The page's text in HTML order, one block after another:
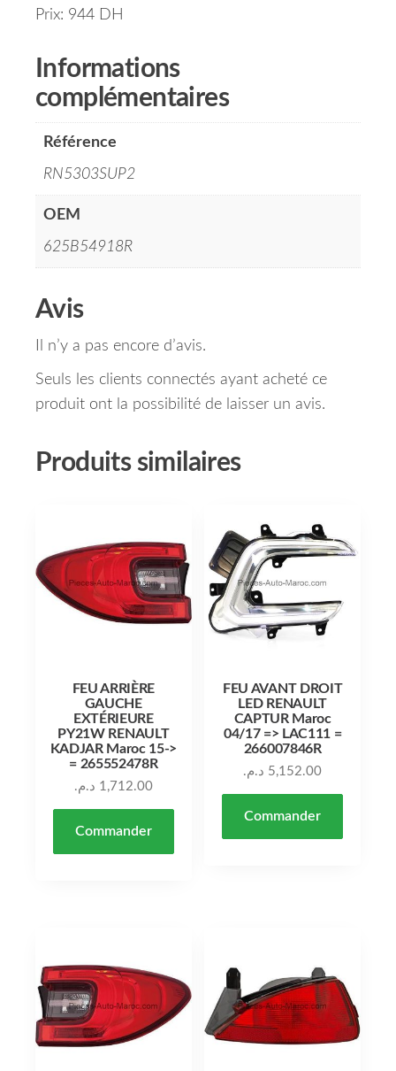
Prix: 944 DH
Informations
complémentaires
Référence
RN5303SUP2
OEM
625B54918R
Avis
Il n’y a pas encore d’avis.
Seuls les clients connectés ayant acheté ce
produit ont la possibilité de laisser un avis.
Produits similaires
FEU ARRIÈRE
GAUCHE
EXTÉRIEURE
PY21W RENAULT
KADJAR Maroc 15->
= 265552478R
1,712.00 د.م.
Commander
FEU AVANT DROIT
LED RENAULT
CAPTUR Maroc
04/17 => LAC111 =
266007846R
5,152.00 د.م.
Commander